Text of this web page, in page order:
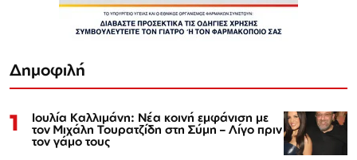
Δημοφιλή
1 Ιουλία Καλλιμάνη: Νέα κοινή εμφάνιση με
τον Μιχάλη Τουρατζίδη στη Σύμη – Λίγο πριν
τον γάμο τους